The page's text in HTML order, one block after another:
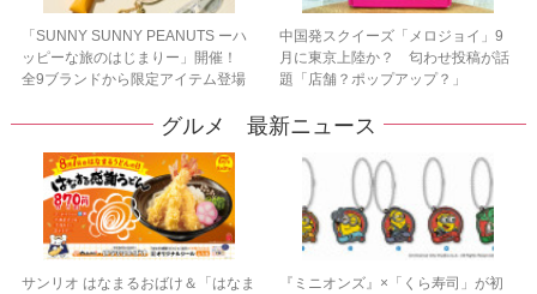
「SUNNY SUNNY PEANUTS ーハ
ッピーな旅のはじまりー」開催！
全9ブランドから限定アイテム登場
中国発スクイーズ「メロジョイ」9
月に東京上陸か？ 匂わせ投稿が話
題「店舗？ポップアップ？」
グルメ 最新ニュース
サンリオ はなまるおばけ＆「はなま
『ミニオンズ』×「くら寿司」が初